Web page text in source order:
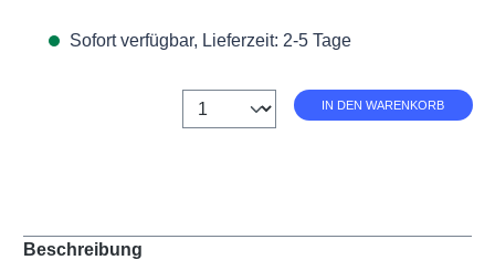
Sofort verfügbar, Lieferzeit: 2-5 Tage
Anzahl IN DEN WARENKORB
Beschreibung